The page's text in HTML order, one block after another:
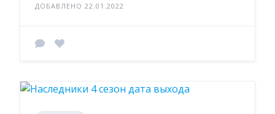
ДОБАВЛЕНО 22.01.2022